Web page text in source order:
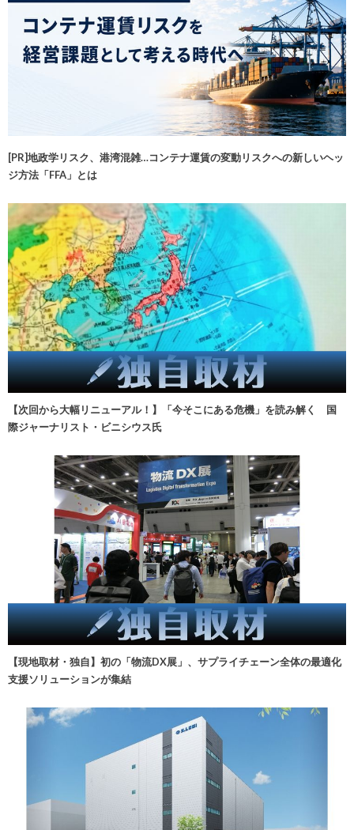
[PR]地政学リスク、港湾混雑…コンテナ運賃の変動リスクへの新しいヘッ
ジ方法「FFA」とは
【次回から大幅リニューアル！】「今そこにある危機」を読み解く 国
際ジャーナリスト・ビニシウス氏
【現地取材・独自】初の「物流DX展」、サプライチェーン全体の最適化
支援ソリューションが集結